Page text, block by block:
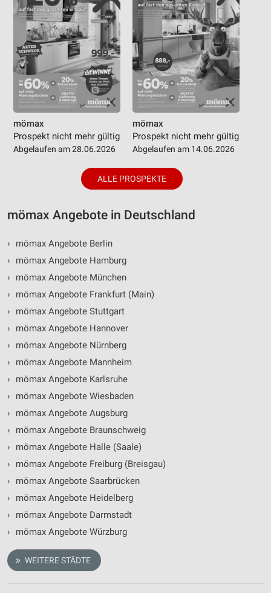
mömax
Prospekt nicht mehr gültig
Abgelaufen am 28.06.2026
mömax
Prospekt nicht mehr gültig
Abgelaufen am 14.06.2026
ALLE PROSPEKTE
mömax Angebote in Deutschland
›
mömax Angebote Berlin
›
mömax Angebote Hamburg
›
mömax Angebote München
›
mömax Angebote Frankfurt (Main)
›
mömax Angebote Stuttgart
›
mömax Angebote Hannover
›
mömax Angebote Nürnberg
›
mömax Angebote Mannheim
›
mömax Angebote Karlsruhe
›
mömax Angebote Wiesbaden
›
mömax Angebote Augsburg
›
mömax Angebote Braunschweig
›
mömax Angebote Halle (Saale)
›
mömax Angebote Freiburg (Breisgau)
›
mömax Angebote Saarbrücken
›
mömax Angebote Heidelberg
›
mömax Angebote Darmstadt
›
mömax Angebote Würzburg
WEITERE STÄDTE